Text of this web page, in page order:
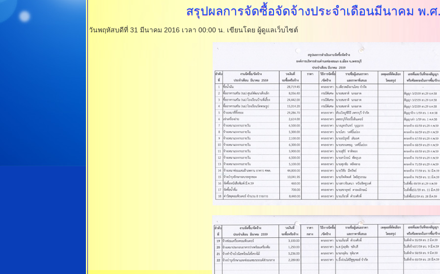
สรุปผลการจัดซื้อจัดจ้างประจำเดือนมีนาคม พ.ศ
วันพฤหัสบดีที่ 31 มีนาคม 2016 เวลา 00:00 น. เขียนโดย ผู้ดูแลเว็บไซต์